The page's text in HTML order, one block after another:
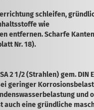
schleifen,
wie
entfernen. Scharfe
Nr. 18).
2 1/2 (Strahlen) gem. DIN
geringer
und
auch eine gründliche